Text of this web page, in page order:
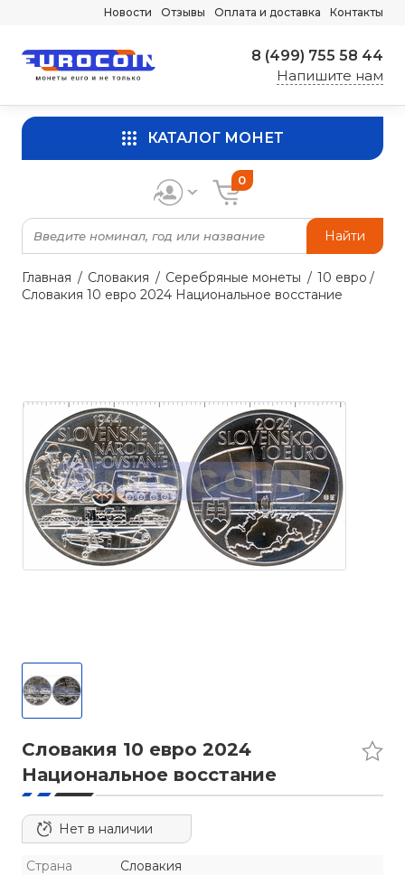
Новости Отзывы Оплата и доставка Контакты
8 (499) 755 58 44
Напишите нам
КАТАЛОГ МОНЕТ
Найти
0
Главная Словакия Серебряные монеты
10 евро
Словакия 10 евро 2024 Национальное восстание
Словакия 10 евро 2024
Национальное восстание
Нет в наличии
Страна
Словакия